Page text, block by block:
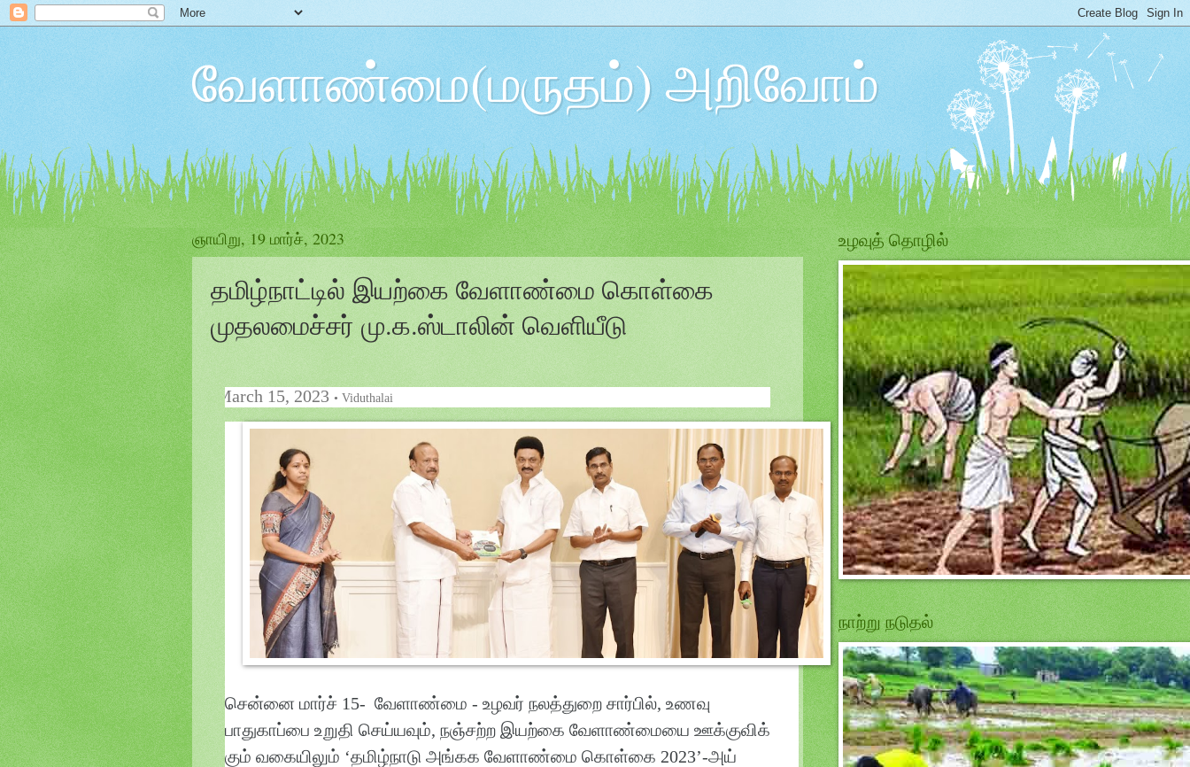
வேளாண்மை(மருதம்) அறிவோம்
ஞாயிறு, 19 மார்ச், 2023
தமிழ்நாட்டில் இயற்கை வேளாண்மை கொள்கை
முதலமைச்சர் மு.க.ஸ்டாலின் வெளியீடு
March 15, 2023 • Viduthalai
சென்னை மார்ச் 15- வேளாண்மை - உழவர் நலத்துறை சார்பில், உணவு
பாதுகாப்பை உறுதி செய்யவும், நஞ்சற்ற இயற்கை வேளாண்மையை ஊக்குவிக்
கும் வகையிலும் ‘தமிழ்நாடு அங்கக வேளாண்மை கொள்கை 2023’-அய்
உழவுத் தொழில்
நாற்று நடுதல்